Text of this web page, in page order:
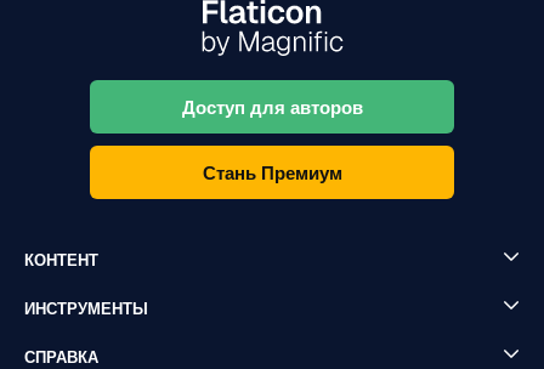
Доступ для авторов
Стань Премиум
КОНТЕНТ
ИНСТРУМЕНТЫ
СПРАВКА